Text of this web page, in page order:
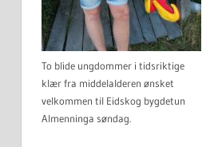
To blide ungdommer i tidsriktige
klær fra middelalderen ønsket
velkommen til Eidskog bygdetun
Almenninga søndag.